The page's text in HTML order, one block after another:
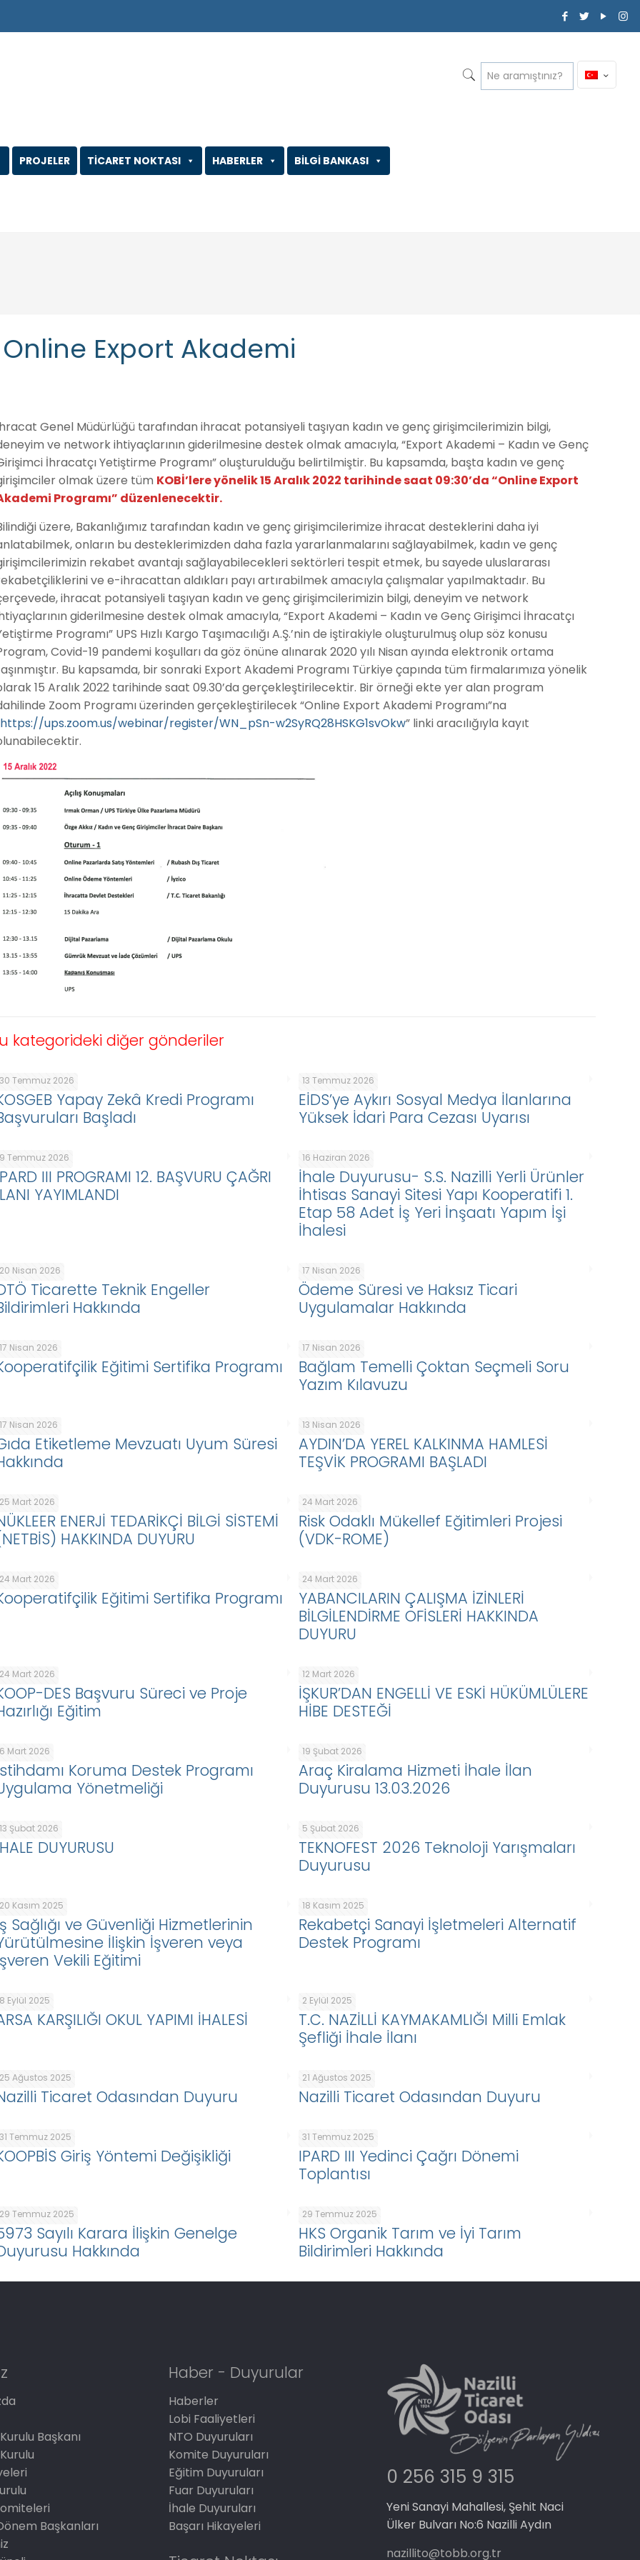
PROJELER TİCARET NOKTASI HABERLER BİLGİ BANKASI
Online Export Akademi
Genel Müdürlüğü tarafından ihracat potansiyeli taşıyan kadın ve genç girişimcilerimizin bilgi,
ve network ihtiyaçlarının giderilmesine destek olmak amacıyla, “Export Akademi – Kadın ve Genç
İhracatçı Yetiştirme Programı” oluşturulduğu belirtilmiştir. Bu kapsamda, başta kadın ve genç
olmak üzere tüm KOBİ’lere yönelik 15 Aralık 2022 tarihinde saat 09:30’da “Online Export
Programı” düzenlenecektir.
üzere, Bakanlığımız tarafından kadın ve genç girişimcilerimize ihracat desteklerini daha iyi
onların bu desteklerimizden daha fazla yararlanmalarını sağlayabilmek, kadın ve genç
rekabet avantajı sağlayabilecekleri sektörleri tespit etmek, bu sayede uluslararası
ve e-ihracattan aldıkları payı artırabilmek amacıyla çalışmalar yapılmaktadır. Bu
ihracat potansiyeli taşıyan kadın ve genç girişimcilerimizin bilgi, deneyim ve network
giderilmesine destek olmak amacıyla, “Export Akademi – Kadın ve Genç Girişimci İhracatçı
Programı” UPS Hızlı Kargo Taşımacılığı A.Ş.’nin de iştirakiyle oluşturulmuş olup söz konusu
Covid-19 pandemi koşulları da göz önüne alınarak 2020 yılı Nisan ayında elektronik ortama
Bu kapsamda, bir sonraki Export Akademi Programı Türkiye çapında tüm firmalarımıza yönelik
15 Aralık 2022 tarihinde saat 09.30’da gerçekleştirilecektir. Bir örneği ekte yer alan program
Zoom Programı üzerinden gerçekleştirilecek “Online Export Akademi Programı”na
https://ups.zoom.us/webinar/register/WN_pSn-w2SyRQ28HSKG1svOkw” linki aracılığıyla kayıt
kategorideki diğer gönderiler
30 Temmuz 2026
Yapay Zekâ Kredi Programı
Başladı
13 Temmuz 2026
EİDS’ye Aykırı Sosyal Medya İlanlarına
Yüksek İdari Para Cezası Uyarısı
9 Temmuz 2026
III PROGRAMI 12. BAŞVURU ÇAĞRI
YAYIMLANDI
16 Haziran 2026
İhale Duyurusu- S.S. Nazilli Yerli Ürünler
İhtisas Sanayi Sitesi Yapı Kooperatifi 1.
Etap 58 Adet İş Yeri İnşaatı Yapım İşi
İhalesi
20 Nisan 2026
Ticarette Teknik Engeller
Hakkında
17 Nisan 2026
Ödeme Süresi ve Haksız Ticari
Uygulamalar Hakkında
17 Nisan 2026
Eğitimi Sertifika Programı
17 Nisan 2026
Bağlam Temelli Çoktan Seçmeli Soru
Yazım Kılavuzu
17 Nisan 2026
Etiketleme Mevzuatı Uyum Süresi
13 Nisan 2026
AYDIN’DA YEREL KALKINMA HAMLESİ
TEŞVİK PROGRAMI BAŞLADI
25 Mart 2026
ENERJİ TEDARİKÇİ BİLGİ SİSTEMİ
HAKKINDA DUYURU
24 Mart 2026
Risk Odaklı Mükellef Eğitimleri Projesi
(VDK-ROME)
24 Mart 2026
Eğitimi Sertifika Programı
24 Mart 2026
YABANCILARIN ÇALIŞMA İZİNLERİ
BİLGİLENDİRME OFİSLERİ HAKKINDA
DUYURU
24 Mart 2026
DES Başvuru Süreci ve Proje
Eğitim
12 Mart 2026
İŞKUR’DAN ENGELLİ VE ESKİ HÜKÜMLÜLERE
HİBE DESTEĞİ
6 Mart 2026
Koruma Destek Programı
Yönetmeliği
19 Şubat 2026
Araç Kiralama Hizmeti İhale İlan
Duyurusu 13.03.2026
13 Şubat 2026
DUYURUSU
5 Şubat 2026
TEKNOFEST 2026 Teknoloji Yarışmaları
Duyurusu
20 Kasım 2025
Sağlığı ve Güvenliği Hizmetlerinin
İlişkin İşveren veya
Vekili Eğitimi
18 Kasım 2025
Rekabetçi Sanayi İşletmeleri Alternatif
Destek Programı
8 Eylül 2025
KARŞILIĞI OKUL YAPIMI İHALESİ
2 Eylül 2025
T.C. NAZİLLİ KAYMAKAMLIĞI Milli Emlak
Şefliği İhale İlanı
25 Ağustos 2025
Ticaret Odasından Duyuru
21 Ağustos 2025
Nazilli Ticaret Odasından Duyuru
31 Temmuz 2025
Giriş Yöntemi Değişikliği
31 Temmuz 2025
IPARD III Yedinci Çağrı Dönemi
Toplantısı
29 Temmuz 2025
Sayılı Karara İlişkin Genelge
Hakkında
29 Temmuz 2025
HKS Organik Tarım ve İyi Tarım
Bildirimleri Hakkında
Başkanı
Başkanları
Haber - Duyurular
Haberler
Lobi Faaliyetleri
NTO Duyuruları
Komite Duyuruları
Eğitim Duyuruları
Fuar Duyuruları
İhale Duyuruları
Başarı Hikayeleri
0 256 315 9 315
Yeni Sanayi Mahallesi, Şehit Naci
Ülker Bulvarı No:6 Nazilli Aydın
nazillito@tobb.org.tr